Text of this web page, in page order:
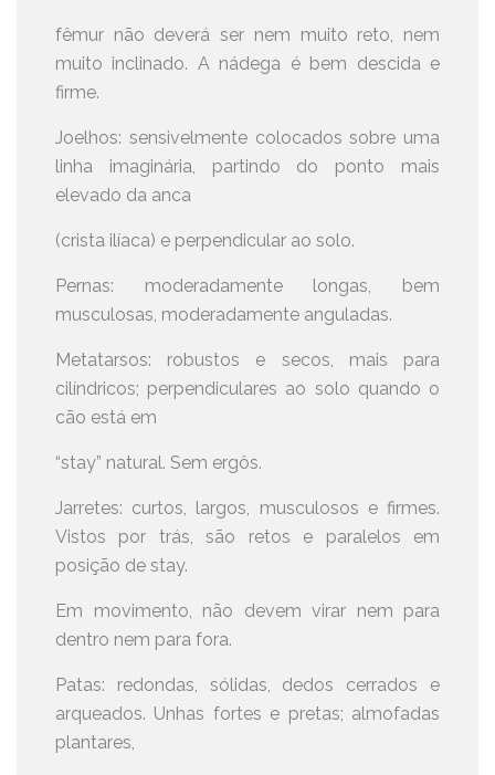
fêmur não deverá ser nem muito reto, nem
muito inclinado. A nádega é bem descida e
firme.
Joelhos: sensivelmente colocados sobre uma
linha imaginária, partindo do ponto mais
elevado da anca
(crista ilíaca) e perpendicular ao solo.
Pernas: moderadamente longas, bem
musculosas, moderadamente anguladas.
Metatarsos: robustos e secos, mais para
cilíndricos; perpendiculares ao solo quando o
cão está em
“stay” natural. Sem ergôs.
Jarretes: curtos, largos, musculosos e firmes.
Vistos por trás, são retos e paralelos em
posição de stay.
Em movimento, não devem virar nem para
dentro nem para fora.
Patas: redondas, sólidas, dedos cerrados e
arqueados. Unhas fortes e pretas; almofadas
plantares,